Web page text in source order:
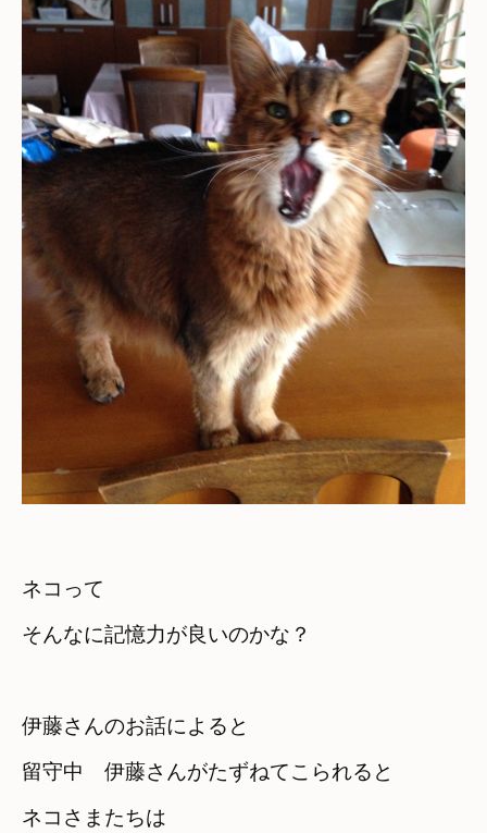
ネコって
そんなに記憶力が良いのかな？
伊藤さんのお話によると
留守中　伊藤さんがたずねてこられると
ネコさまたちは